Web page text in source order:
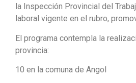
la Inspección Provincial del
laboral vigente en el rubro,
El programa contempla la
provincia:
10 en la comuna de Angol